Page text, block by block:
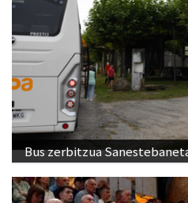
Bus zerbitzua